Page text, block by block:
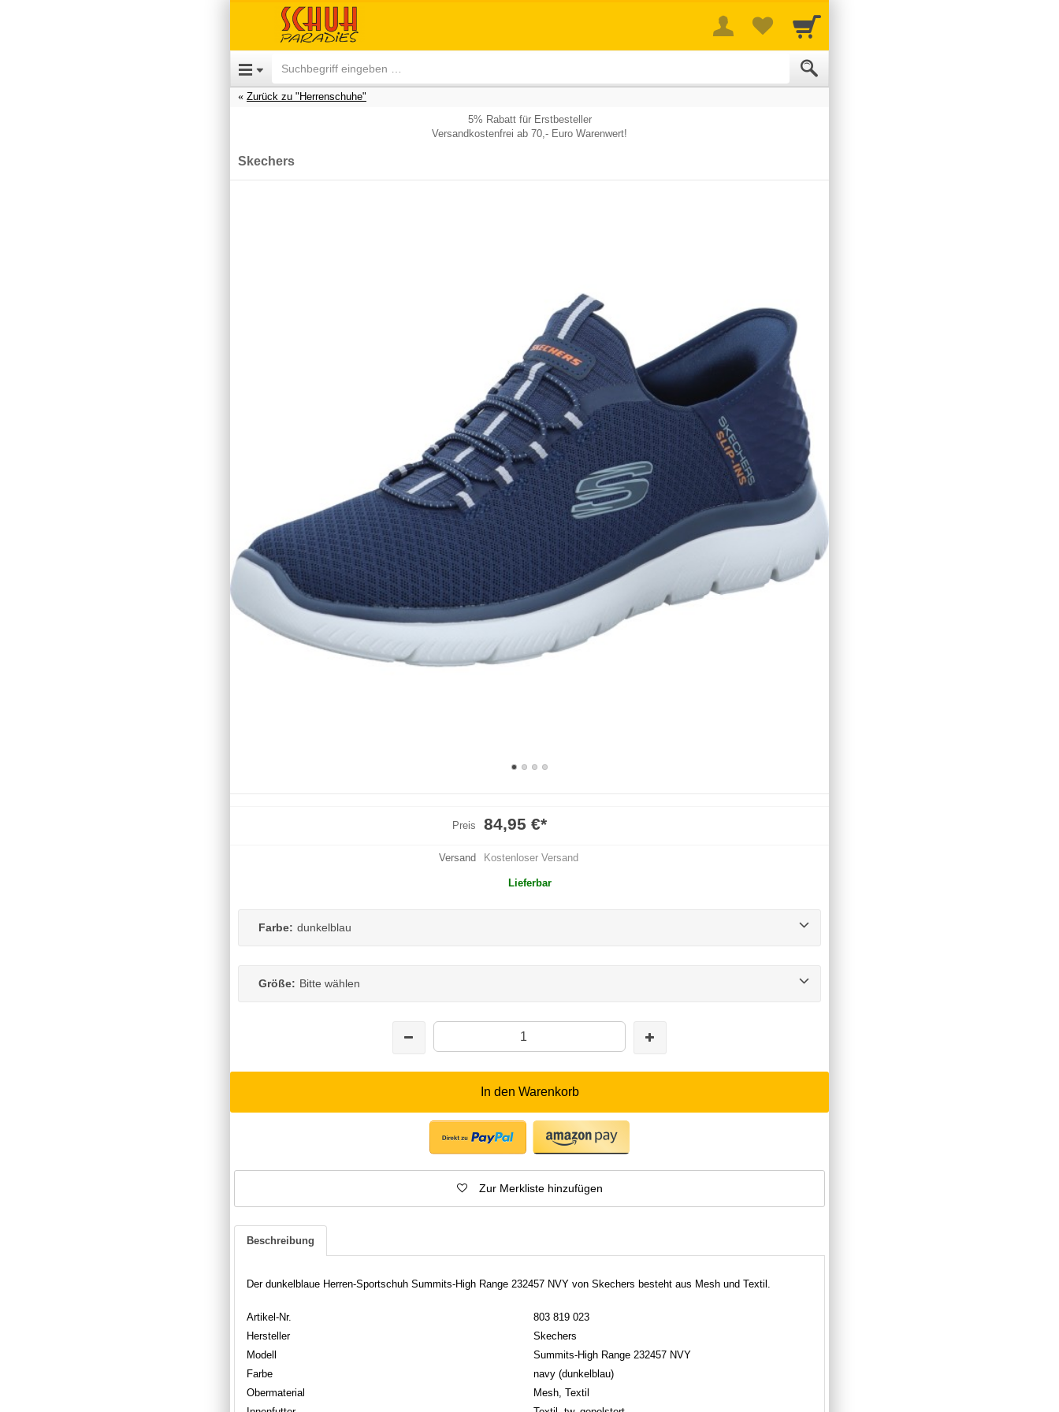
Zurück zu "Herrenschuhe"
5% Rabatt für Erstbesteller
Versandkostenfrei ab 70,- Euro Warenwert!
Skechers
Preis 84,95 €*
Versand Kostenloser Versand
Lieferbar
Farbe: dunkelblau
Größe: Bitte wählen
In den Warenkorb
Zur Merkliste hinzufügen
Beschreibung
Der dunkelblaue Herren-Sportschuh Summits-High Range 232457 NVY von Skechers besteht aus Mesh und Textil.
Artikel-Nr.
803 819 023
Hersteller
Skechers
Modell
Summits-High Range 232457 NVY
Farbe
navy (dunkelblau)
Obermaterial
Mesh, Textil